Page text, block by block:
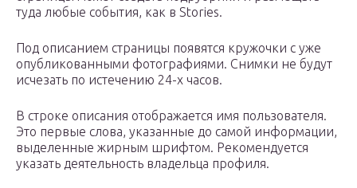
туда любые события, как в Stories.
Под описанием страницы появятся кружочки с уже
опубликованными фотографиями. Снимки не будут
исчезать по истечению 24-х часов.
В строке описания отображается имя пользователя.
Это первые слова, указанные до самой информации,
выделенные жирным шрифтом. Рекомендуется
указать деятельность владельца профиля.